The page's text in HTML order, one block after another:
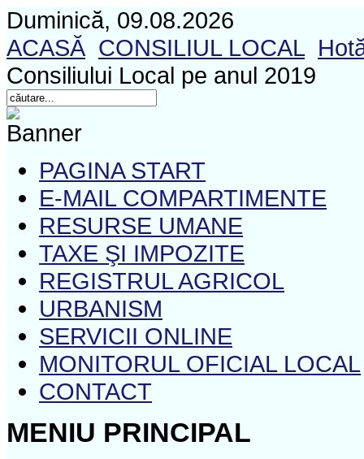
Duminică, 09.08.2026
ACASĂ CONSILIUL LOCAL
Consiliului Local pe anul 2019
PAGINA START
E-MAIL COMPARTIMENTE
RESURSE UMANE
TAXE ŞI IMPOZITE
REGISTRUL AGRICOL
URBANISM
SERVICII ONLINE
MONITORUL OFICIAL LOCAL
CONTACT
MENIU PRINCIPAL